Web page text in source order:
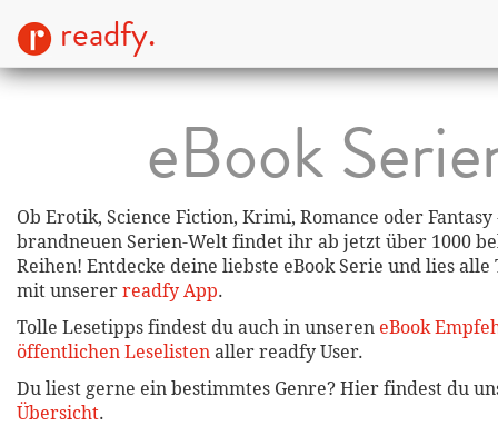
readfy.
eBook
Ob Erotik, Science Fiction, Krimi, Romance oder
brandneuen Serien-Welt findet ihr ab jetzt über 1000
Reihen! Entdecke deine liebste eBook Serie und lies alle
mit unsererreadfy App.
Tolle Lesetipps findest du auch in unseren eBook
öffentlichen Leselistenaller readfy User.
Du liest gerne ein bestimmtes Genre? Hier findest du
Übersicht.